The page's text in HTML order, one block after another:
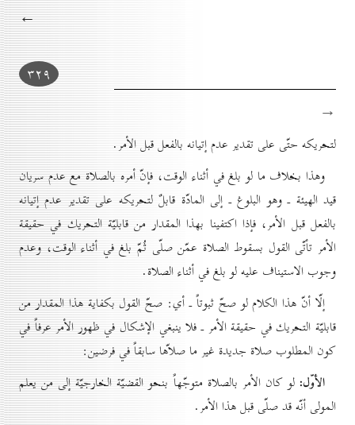
←
۳۲۹
→
لتحريكه حتّى على تقدير عدم إتيانه بالفعل قبل الأمر.
وهذا بخلاف ما لو بلغ في أثناء الوقت، فإنّ أمره بالصلاة مع عدم سريان
قيد الهيئة ـ وهو البلوغ ـ إلى المادّة قابلٌ لتحريكه على تقدير عدم إتيانه
بالفعل قبل الأمر، فإذا اكتفينا بهذا المقدار من قابليّة التحريك في حقيقة
الأمر تأتّى القول بسقوط الصلاة عمّن صلّى ثُمّ بلغ في أثناء الوقت، وعدم
وجوب الاستيناف عليه لو بلغ في أثناء الصلاة.
إلّا أنّ هذا الكلام لو صحّ ثبوتاً ـ أي: صحّ القول بكفاية هذا المقدار من
قابليّة التحريك في حقيقة الأمر ـ فلا ينبغي الإشكال في ظهور الأمر عرفاً في
كون المطلوب صلاة جديدة غير ما صلاّها سابقاً في فرضين:
الأوّل: لو كان الأمر بالصلاة متوجّهاً بنحو القضيّة الخارجيّة إلى من يعلم
المولى أنّه قد صلّى قبل هذا الأمر.